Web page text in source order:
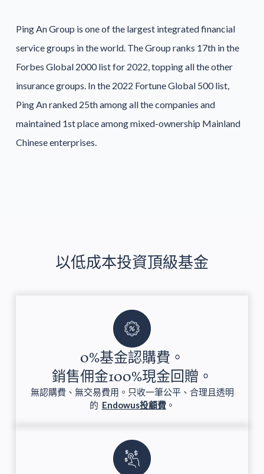
Ping An Group is one of the largest integrated financial
service groups in the world. The Group ranks 17th in the
Forbes Global 2000 list for 2022, topping all the other
insurance groups. In the 2022 Fortune Global 500 list,
Ping An ranked 25th among all the companies and
maintained 1st place among mixed-ownership Mainland
Chinese enterprises.
以低成本投資頂級基金
0%基金認購費。
銷售佣金100%現金回贈。
無認購費、無交易費用。只收一筆公平、合理且透明
的 Endowus投顧費。